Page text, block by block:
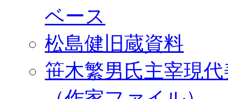
ベース
松島健旧蔵資料
笹木繁男氏主宰現